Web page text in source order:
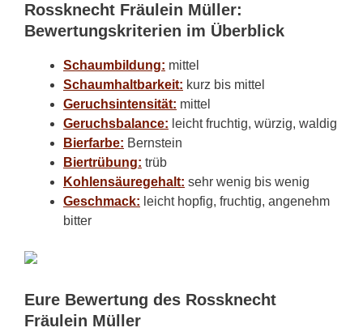
Rossknecht Fräulein Müller:
Bewertungskriterien im Überblick
Schaumbildung: mittel
Schaumhaltbarkeit: kurz bis mittel
Geruchsintensität: mittel
Geruchsbalance: leicht fruchtig, würzig, waldig
Bierfarbe: Bernstein
Biertrübung: trüb
Kohlensäuregehalt: sehr wenig bis wenig
Geschmack: leicht hopfig, fruchtig, angenehm
bitter
Eure Bewertung des Rossknecht
Fräulein Müller